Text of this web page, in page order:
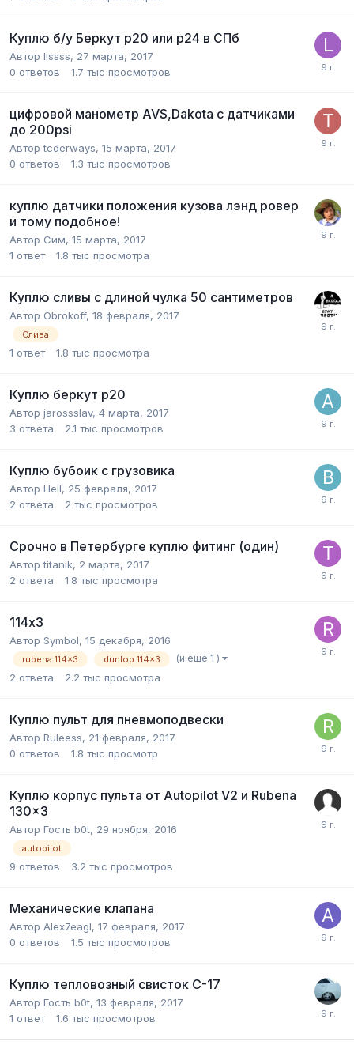
Куплю б/у Беркут р20 или р24 в СПб
Автор lissss, 27 марта, 2017
0 ответов 1.7 тыс просмотров
цифровой манометр AVS,Dakota с датчиками
до 200psi
Авторtcderways, 15 марта, 2017
0 ответов 1.3 тыс просмотров
куплю датчики положения кузова лэнд ровер
и тому подобное!
Автор Сим, 15 марта, 2017
1 ответ 1.8 тыс просмотра
Куплю сливы с длиной чулка 50 сантиметров
Автор Obrokoff, 18 февраля, 2017
Слива
1 ответ 1.8 тыс просмотра
Куплю беркут р20
Автор jarossslav, 4 марта, 2017
3 ответа 2.1 тыс просмотров
Куплю бубоик с грузовика
Автор Hell, 25 февраля, 2017
2 ответа 2 тыс просмотров
Срочно в Петербурге куплю фитинг (один)
Авторtitanik, 2 марта, 2017
2 ответа 1.8 тыс просмотра
114х3
Автор Symbol, 15 декабря, 2016
rubena 114x3 dunlop 114x3 (и ещё 1 )
2 ответа 2.2 тыс просмотра
Куплю пульт для пневмоподвески
Автор Ruleess, 21 февраля, 2017
0 ответов 1.8 тыс просмотр
Куплю корпус пульта от Autopilot V2 и Rubena
130x3
Автор Гость b0t, 29 ноября, 2016
autopilot
9 ответов 3.2 тыс просмотров
Механические клапана
Автор Alex7eagl, 17 февраля, 2017
0 ответов 1.5 тыс просмотров
Куплю тепловозный свисток С-17
Автор Гость b0t, 13 февраля, 2017
1 ответ 1.6 тыс просмотров